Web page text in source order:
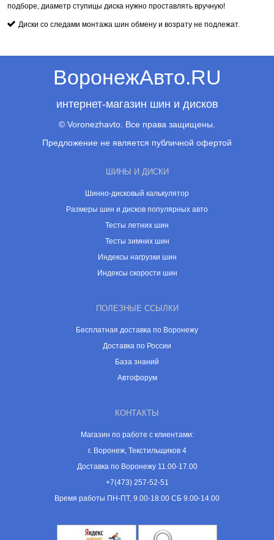
подборе, диаметр ступицы диска нужно проставлять вручную!
Диски со следами монтажа шин обмену и возрату не подлежат.
ВоронежАвто.RU
интернет-магазин шин и дисков
© Voronezhavto. Все права защищены.
Предложение не является публичной офертой
ШИНЫ И ДИСКИ
Шинно-дисковый калькулятор
Размеры шин и дисков популярных авто
Тесты летних шин
Тесты зимних шин
Индексы нагрузки шин
Индексы скорости шин
ПОЛЕЗНЫЕ ССЫЛКИ
Бесплатная доставка по Воронежу
Доставка по России
База знаний
Автофорум
КОНТАКТЫ
Магазин по работе с клиентами:
г. Воронеж, Текстильщиков 4
Доставка по Воронежу 11.00-17.00
+7(473) 257-52-51
Время работы ПН-ПТ, 9.00-18.00 СБ 9.00-14.00